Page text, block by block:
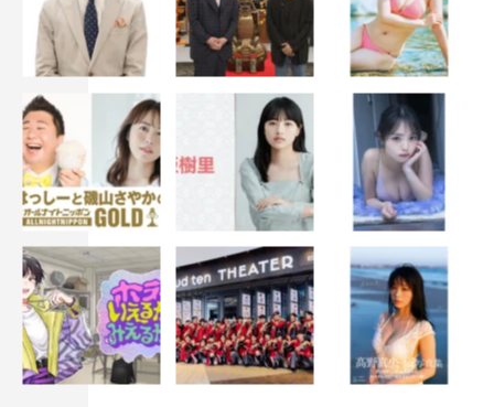
行方は。
さらに悪徳政治家どもが岐阜の町を食い物にしようと舌な
めずりをする中、ハルコを凌駕する最大の敵まで登場す
る。
「私を誰だと思ってるの？ 美の守護神・中島ハルコ
よ！」
パワーアップした痛快世直しエンターテインメント第二弾
IN岐阜が、いよいよ開幕する。
番組情報
『最高のオバハン 中島ハルコ』（全10回予定）
東海テレビ・フジテレビ系全国ネット